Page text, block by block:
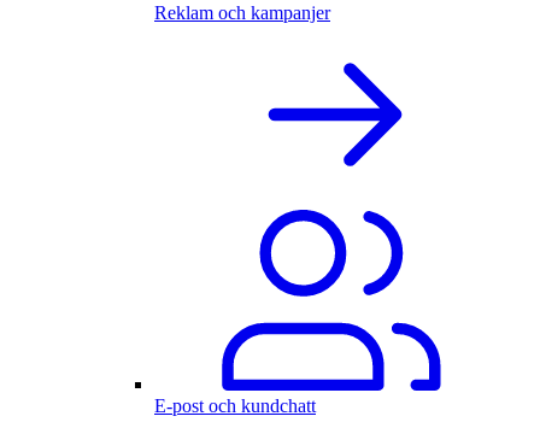
Reklam och kampanjer
E-post och kundchatt